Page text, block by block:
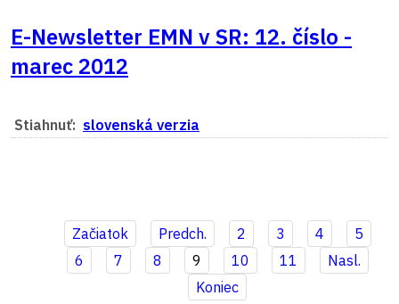
E-Newsletter EMN v SR: 12. číslo -
marec 2012
Stiahnuť: slovenská verzia
Začiatok Predch. 2 3 4
5
6
7 8 9 10 11
Nasl.
Koniec